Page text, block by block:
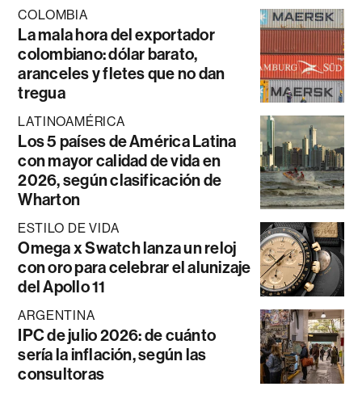
COLOMBIA
La mala hora del exportador
colombiano: dólar barato,
aranceles y fletes que no dan
tregua
LATINOAMÉRICA
Los 5 países de América Latina
con mayor calidad de vida en
2026, según clasificación de
Wharton
ESTILO DE VIDA
Omega x Swatch lanza un reloj
con oro para celebrar el alunizaje
del Apollo 11
ARGENTINA
IPC de julio 2026: de cuánto
sería la inflación, según las
consultoras